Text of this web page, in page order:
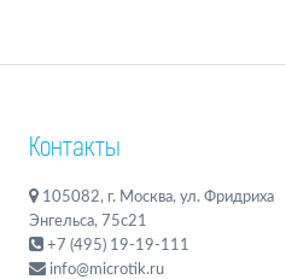
Контакты
105082, г. Москва, ул. Фридриха
Энгельса, 75с21
+7 (495) 19-19-111
info@microtik.ru